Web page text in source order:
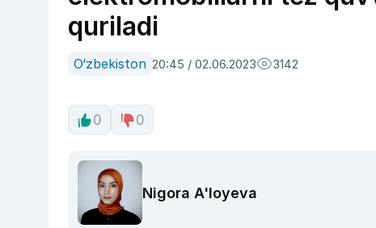
quriladi
O‘zbekiston 20:45 / 02.06.2023 3142
0 0
Nigora A'loyeva